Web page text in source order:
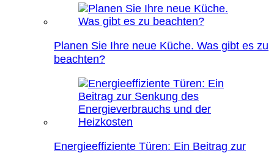
Planen Sie Ihre neue Küche. Was gibt es zu
beachten?
Energieeffiziente Türen: Ein Beitrag zur